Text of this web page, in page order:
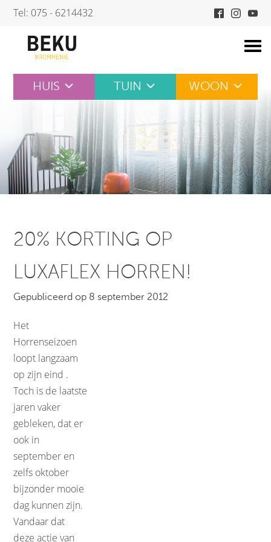
Skip
content
Tel: 075 - 6214432
HUIS TUIN WOON
20% KORTING OP
LUXAFLEX HORREN!
Gepubliceerd op 8 september 2012
Het
Horrenseizoen
loopt langzaam
op zijn eind .
Toch is de laatste
jaren vaker
gebleken, dat er
ook in
september en
zelfs oktober
bijzonder mooie
dag kunnen zijn.
Vandaar dat
deze actie van